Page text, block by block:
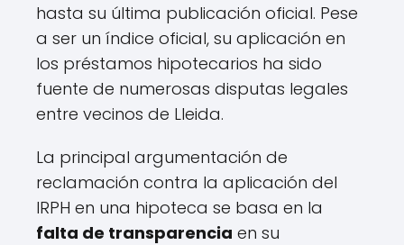
hasta su última publicación oficial. Pese
a ser un índice oficial, su aplicación en
los préstamos hipotecarios ha sido
fuente de numerosas disputas legales
entre vecinos de Lleida.
La principal argumentación de
reclamación contra la aplicación del
IRPH en una hipoteca se basa en la
falta de transparencia en su